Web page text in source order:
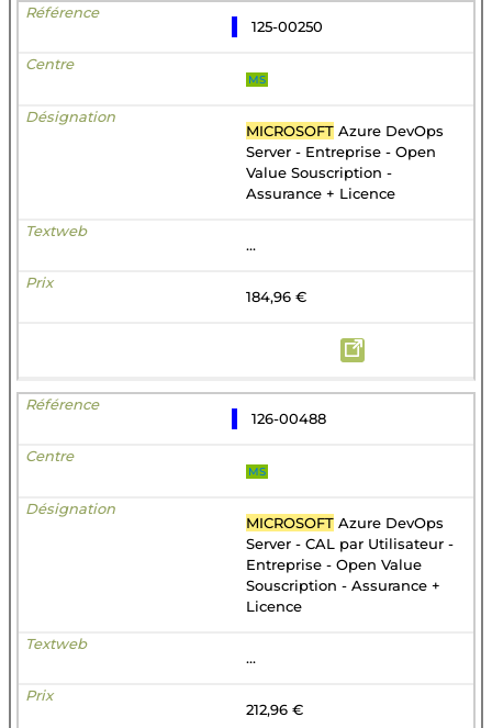
125-00250
MS
MICROSOFT Azure DevOps
Server - Entreprise - Open
Value Souscription -
Assurance + Licence
...
184,96 €
126-00488
MS
MICROSOFT Azure DevOps
Server - CAL par Utilisateur -
Entreprise - Open Value
Souscription - Assurance +
Licence
...
212,96 €